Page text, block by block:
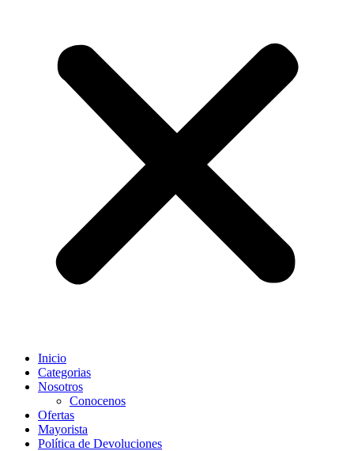
Inicio
Categorias
Nosotros
Conocenos
Ofertas
Mayorista
Política de Devoluciones